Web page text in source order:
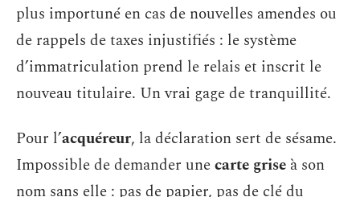
plus importuné en cas de nouvelles amendes ou
de rappels de taxes injustifiés : le système
d’immatriculation prend le relais et inscrit le
nouveau titulaire. Un vrai gage de tranquillité.
Pour l’acquéreur, la déclaration sert de sésame.
Impossible de demander unecarte grise à son
nom sans elle : pas de papier, pas de clé du